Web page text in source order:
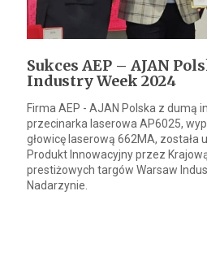
Sukces AEP – AJAN
Industry Week 2024
Firma AEP - AJAN Polska z dumą
przecinarka laserowa AP6025,
głowicę laserową 662MA, została
Produkt Innowacyjny przez
prestiżowych targów Warsaw
Nadarzynie.